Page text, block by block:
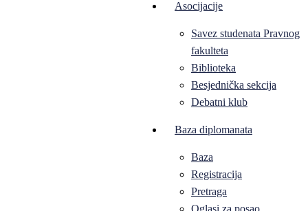
Asocijacije
Savez studenata Pravnog
fakulteta
Biblioteka
Besjednička sekcija
Debatni klub
Baza diplomanata
Baza
Registracija
Pretraga
Oglasi za posao